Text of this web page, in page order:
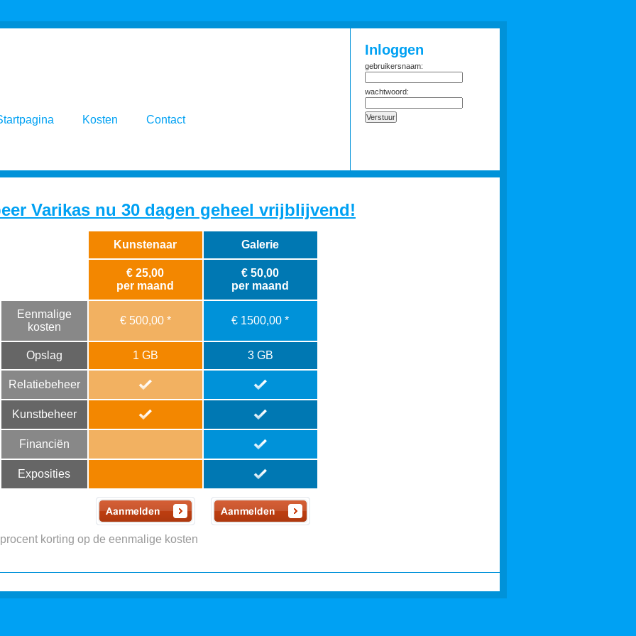
Kosten Contact
Inloggen
gebruikersnaam:
wachtwoord:
Varikas nu 30 dagen geheel vrijblijvend!
Kunstenaar Galerie
€ 25,00
per maand
€ 50,00
per maand
Eenmalige
kosten
€ 500,00 * € 1500,00 *
Opslag 1 GB 3 GB
Relatiebeheer
Kunstbeheer
Financiën
Exposities
korting op de eenmalige kosten